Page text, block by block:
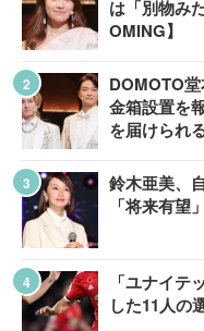
は「別物み
OMING】
DOMOTO
金箱設置を
を届けられ
鈴木亜美、
「将来有望
「ユナイ
した11人の